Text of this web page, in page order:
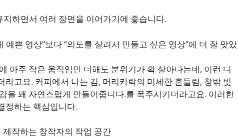
하면서 여러 장면을 이어가기에 좋습니다.
쁜 영상”보다 “의도를 살려서 만들고 싶은 영상”에 더 잘 맞았
아주 작은 움직임만 더해도 분위기가 확 살아나는데, 이런 디
고요. 커피에서 나는 김, 머리카락의 미세한 흔들림, 창밖 빛
을 꽤 자연스럽게 만들어줍니다.를 폭주시키더라고요. 이러한
정하는 핵심입니다.